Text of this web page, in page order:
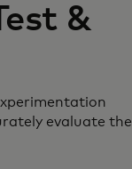
&
evaluate the